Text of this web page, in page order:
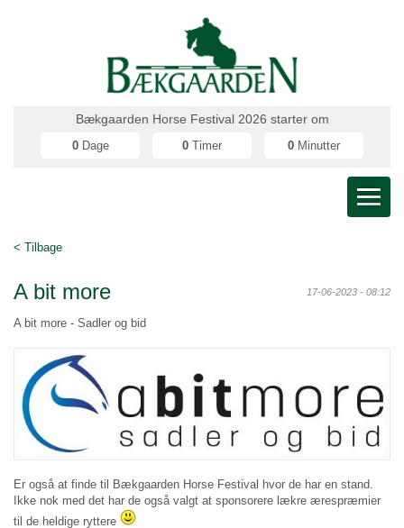
Bækgaarden Horse Festival 2026 starter om
0 Dage 0 Timer 0 Minutter
< Tilbage
A bit more 17-06-2023 - 08:12
A bit more - Sadler og bid
Er også at finde til Bækgaarden Horse Festival hvor de har en stand.
Ikke nok med det har de også valgt at sponsorere lækre ærespræmier
til de heldige ryttere